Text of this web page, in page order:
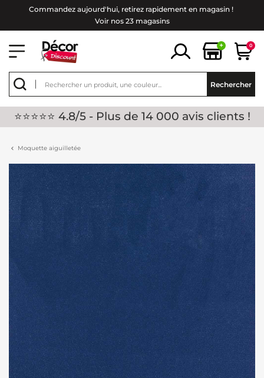
Commandez aujourd'hui, retirez rapidement en magasin !
Voir nos 23 magasins
+ 0
Rechercher
⭐⭐⭐⭐⭐ 4.8/5 - Plus de 14 000 avis clients !
Moquette aiguilletée